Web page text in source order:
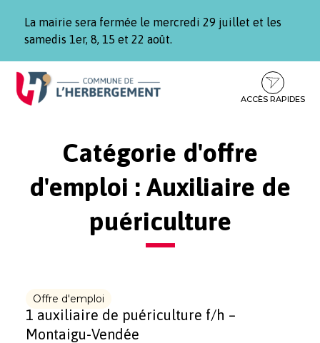
La mairie sera fermée le mercredi 29 juillet et les
samedis 1er, 8, 15 et 22 août.
Aller
Aller
contenu
Aller
pied
ACCÈS RAPIDES
Catégorie d'offre
d'emploi : Auxiliaire de
puériculture
Offre d'emploi
1 auxiliaire de puériculture f/h –
Montaigu-Vendée